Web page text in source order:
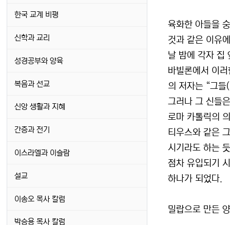
육화한 아들을
것과 같은 이유
날 밤에 각자 집
바빌론에서 이
의 저자는 “그
그러나 그 신들
로마 카톨릭의
티우스와 같은
시기라도 하는
점차 유입되기
하나가 되었다.
밀랍으로 만든
한국 교계 비평
신학과 교리
성경공부와 양육
복음과 선교
신앙 생활과 지혜
간증과 전기
이스라엘과 이슬람
설교
이송오 목사 칼럼
박승용 목사 칼럼